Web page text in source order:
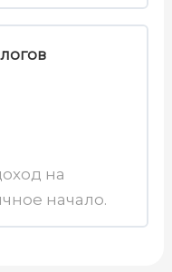
санкций
на
начало.